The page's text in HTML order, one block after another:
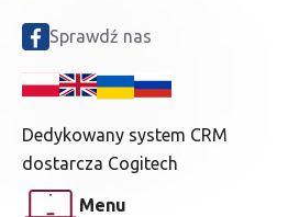
Sprawdź nas
Dedykowany system CRM
dostarcza Cogitech
Menu